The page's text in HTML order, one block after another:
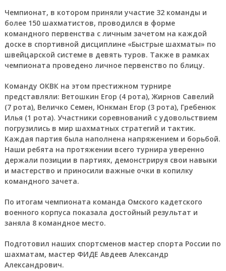
Чемпионат, в котором приняли участие 32 команды и
более 150 шахматистов, проводился в форме
командного первенства с личным зачетом на каждой
доске в спортивной дисциплине «Быстрые шахматы» по
швейцарской системе в девять туров. Также в рамках
чемпионата проведено личное первенство по блицу.
Команду ОКВК на этом престижном турнире
представляли: Ветошкин Егор (4 рота), Жирнов Савелий
(7 рота), Величко Семен, Юнкман Егор (3 рота), Гребенюк
Илья (1 рота). Участники соревнований с удовольствием
погрузились в мир шахматных стратегий и тактик.
Каждая партия была наполнена напряжением и борьбой.
Наши ребята на протяжении всего турнира уверенно
держали позиции в партиях, демонстрируя свои навыки
и мастерство и приносили важные очки в копилку
командного зачета.
По итогам чемпионата команда Омского кадетского
военного корпуса показала достойный результат и
заняла 8 командное место.
Подготовил наших спортсменов мастер спорта России по
шахматам, мастер ФИДЕ Авдеев Александр
Александрович.